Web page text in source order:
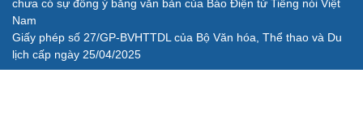
chưa có sự đồng ý bằng văn bản của Báo Điện tử Tiếng nói Việt
Nam
Giấy phép số 27/GP-BVHTTDL của Bộ Văn hóa, Thể thao và Du
lịch cấp ngày 25/04/2025